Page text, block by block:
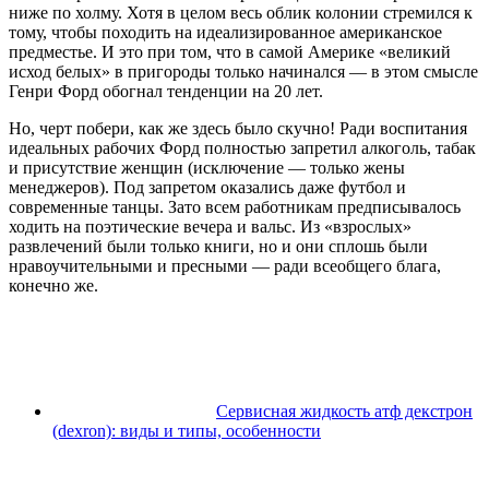
ниже по холму. Хотя в целом весь облик колонии стремился к
тому, чтобы походить на идеализированное американское
предместье. И это при том, что в самой Америке «великий
исход белых» в пригороды только начинался — в этом смысле
Генри Форд обогнал тенденции на 20 лет.
Но, черт побери, как же здесь было скучно! Ради воспитания
идеальных рабочих Форд полностью запретил алкоголь, табак
и присутствие женщин (исключение — только жены
менеджеров). Под запретом оказались даже футбол и
современные танцы. Зато всем работникам предписывалось
ходить на поэтические вечера и вальс. Из «взрослых»
развлечений были только книги, но и они сплошь были
нравоучительными и пресными — ради всеобщего блага,
конечно же.
Сервисная жидкость атф декстрон
(dexron): виды и типы, особенности